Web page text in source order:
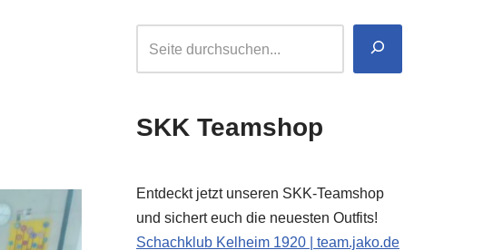
SKK Teamshop
Entdeckt jetzt unseren SKK-Teamshop
und sichert euch die neuesten Outfits!
Schachklub Kelheim 1920 | team.jako.de